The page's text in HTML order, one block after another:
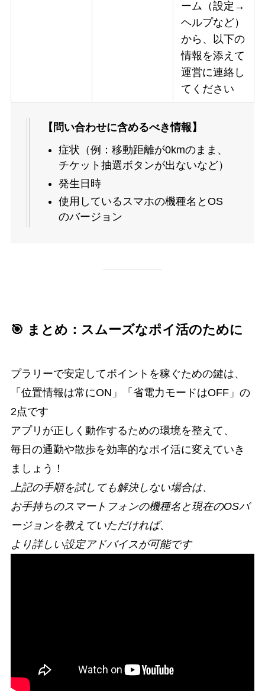
ーム（設定→
ヘルプなど）
から、以下の
情報を添えて
運営に連絡し
てください
【問い合わせに含めるべき情報】
症状（例：移動距離が0kmのまま、
チケット抽選ボタンが出ないなど）
発生日時
使用しているスマホの機種名とOS
のバージョン
🎯 まとめ：スムーズなポイ活のために
プラリーで安定してポイントを稼ぐための鍵は、
「位置情報は常にON」「省電力モードはOFF」の
2点です
アプリが正しく動作するための環境を整えて、
毎日の通勤や散歩を効率的なポイ活に変えていき
ましょう！
上記の手順を試しても解決しない場合は、
お手持ちのスマートフォンの機種名と現在のOSバ
ージョンを教えていただければ、
より詳しい設定アドバイスが可能です